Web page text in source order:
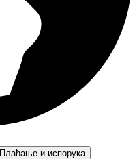
Плаћање и испорука